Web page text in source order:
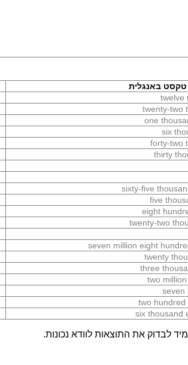
טקסט באנגלית
twelve
twenty-two
one
six
forty-two
thirty
sixty-five
five
eight
twenty-two
seven million eight
twenty
three
two
seven
two hundred
six thousand
לבדוק את התוצאות לוודא נכונות.